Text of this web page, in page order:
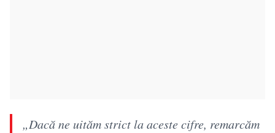
„Dacă ne uităm strict la aceste cifre, remarcăm